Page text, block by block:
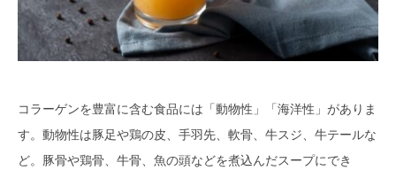
コラーゲンを豊富に含む食品には「動物性」「海洋性」がありま
す。動物性は豚足や鶏の皮、手羽先、軟骨、牛スジ、牛テールな
ど。豚骨や鶏骨、牛骨、魚の頭などを煮込んだスープにでき